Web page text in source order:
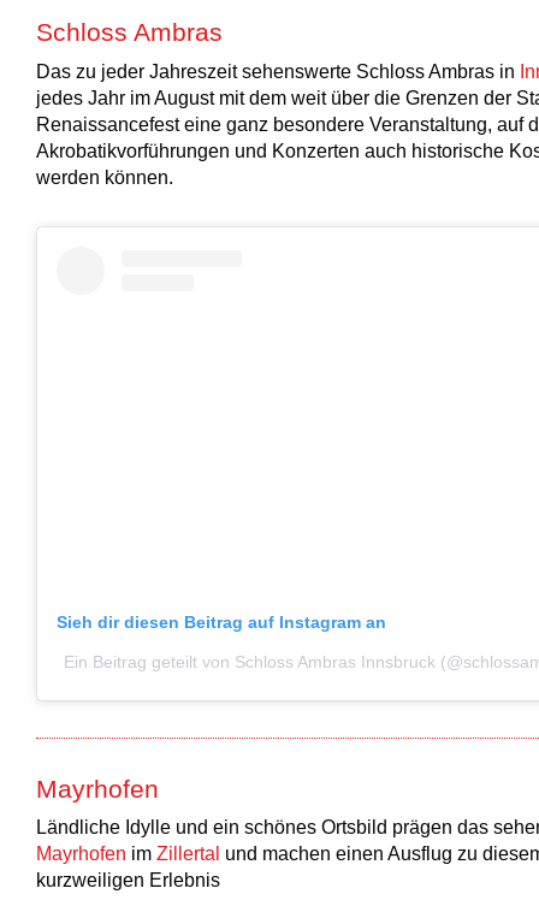
Schloss Ambras
Das zu jeder Jahreszeit sehenswerte Schloss Ambras in
jedes Jahr im August mit dem weit über die Grenzen der
Renaissancefest eine ganz besondere Veranstaltung, auf
Akrobatikvorführungen und Konzerten auch historische
werden können.
Sieh dir diesen Beitrag auf Instagram an
Ein Beitrag geteilt von Schloss Ambras Innsbruck
Mayrhofen
Ländliche Idylle und ein schönes Ortsbild prägen das
Mayrhofen im Zillertal und machen einen Ausflug zu
kurzweiligen Erlebnis